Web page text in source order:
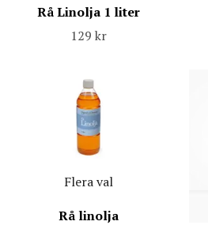
Rå Linolja 1 liter
129 kr
Flera val
Rå linolja